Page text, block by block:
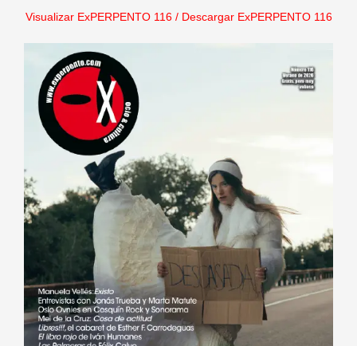
Visualizar ExPERPENTO 116/ Descargar ExPERPENTO 116